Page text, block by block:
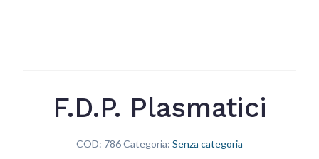
F.D.P. Plasmatici
COD: 786Categoria: Senza categoria